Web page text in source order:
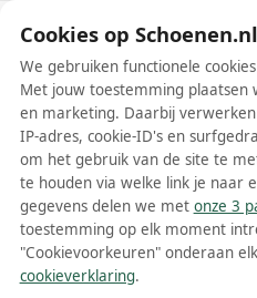
Blauwe Tommy
damesschoenen
Meer lezen
Cookies op Schoenen.nl
We gebruiken functionele
Met jouw toestemming plaatsen
en marketing. Daarbij
IP-adres, cookie-ID's en
om het gebruik van de site te
te houden via welke link je naar
gegevens delen we met onze 3
toestemming op elk moment
"Cookievoorkeuren" onderaan
cookieverklaring.